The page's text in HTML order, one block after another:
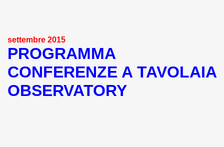
settembre 2015
PROGRAMMA
CONFERENZE A TAVOLAIA
OBSERVATORY